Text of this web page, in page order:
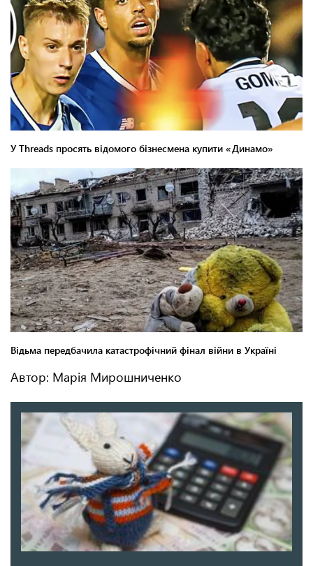
Автор: Марія Мирошниченко